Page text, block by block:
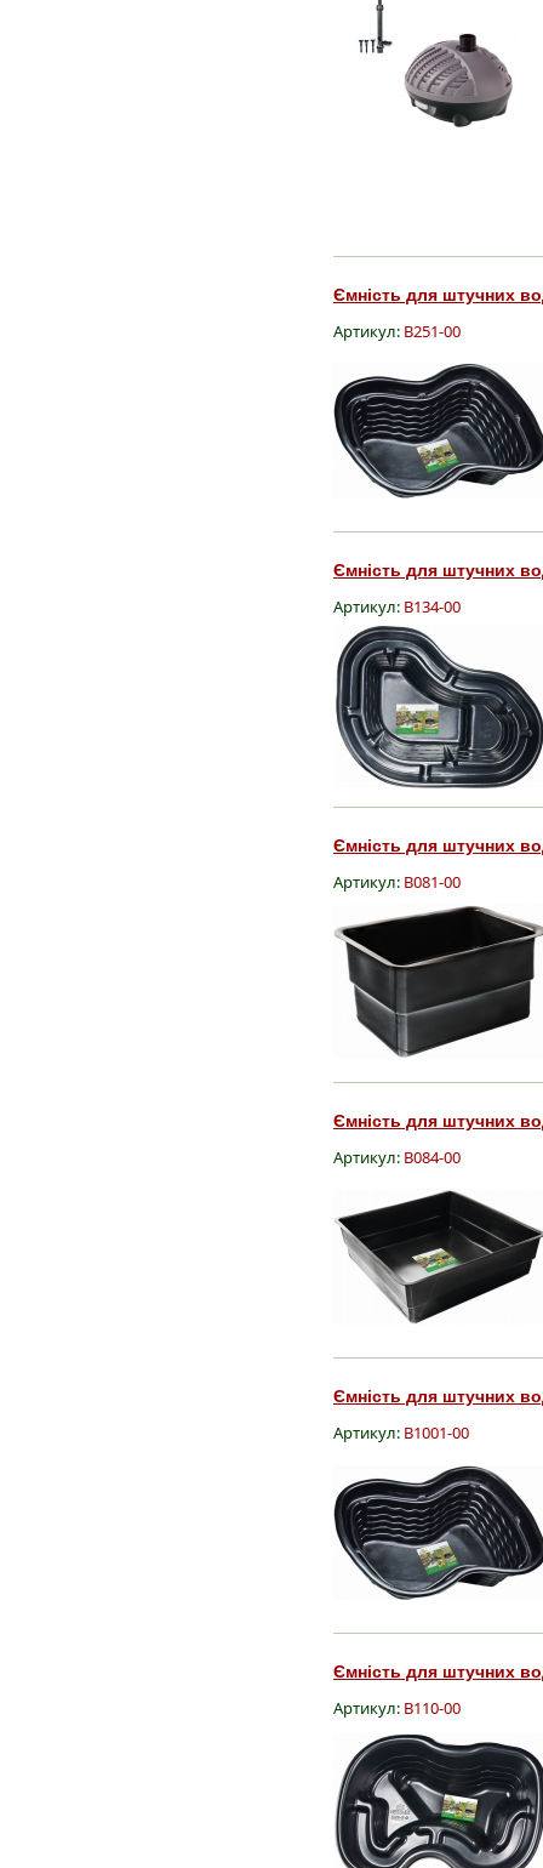
Ємність для штучних
Артикул: B251-00
Ємність для штучних
Артикул: B134-00
Ємність для штучних
Артикул: B081-00
Ємність для штучних
Артикул: B084-00
Ємність для штучних
Артикул: B1001-00
Ємність для штучних
Артикул: B110-00